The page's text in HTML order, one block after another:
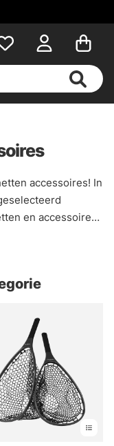
accessoires! In
en accessoires.
u vliegvishaken in